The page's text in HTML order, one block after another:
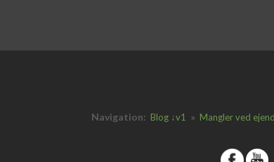
Navigation: Blog ↓v1 » Mangler ved
​